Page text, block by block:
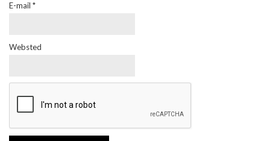
E-mail *
Websted